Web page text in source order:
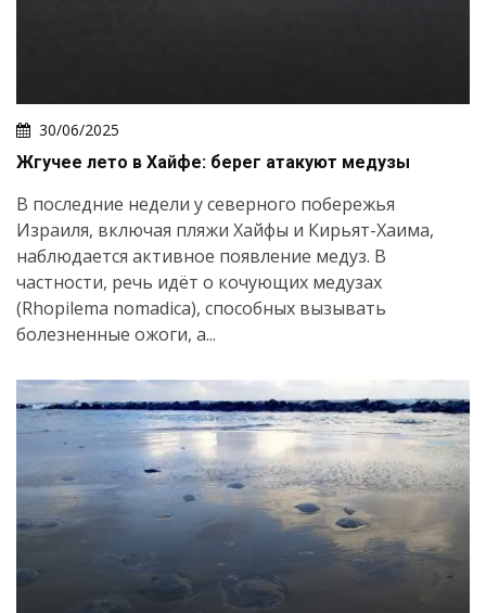
30/06/2025
Жгучее лето в Хайфе: берег атакуют медузы
В последние недели у северного побережья
Израиля, включая пляжи Хайфы и Кирьят-Хаима,
наблюдается активное появление медуз. В
частности, речь идёт о кочующих медузах
(Rhopilema nomadica), способных вызывать
болезненные ожоги, а...